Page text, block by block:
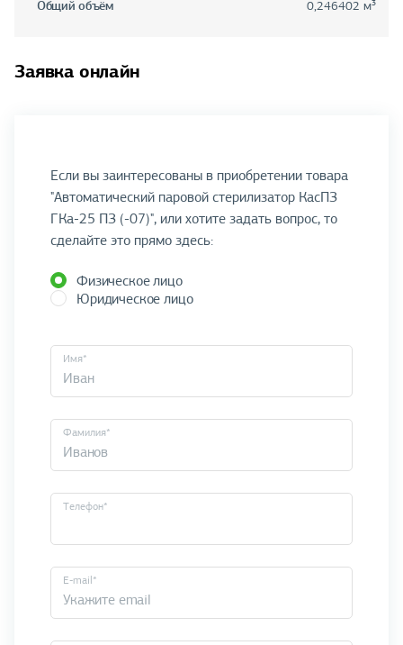
Общий объём 0,246402 м³
Заявка онлайн
Если вы заинтересованы в приобретении товара
"Автоматический паровой стерилизатор КасПЗ
ГКа-25 ПЗ (-07)", или хотите задать вопрос, то
сделайте это прямо здесь:
Физическое лицо
Юридическое лицо
Имя*
Фамилия*
Телефон*
E-mail*